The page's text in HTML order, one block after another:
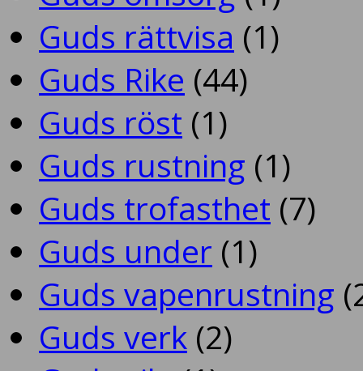
Guds rättvisa (1)
Guds Rike (44)
Guds röst (1)
Guds rustning (1)
Guds trofasthet (7)
Guds under (1)
Guds vapenrustning
Guds verk (2)